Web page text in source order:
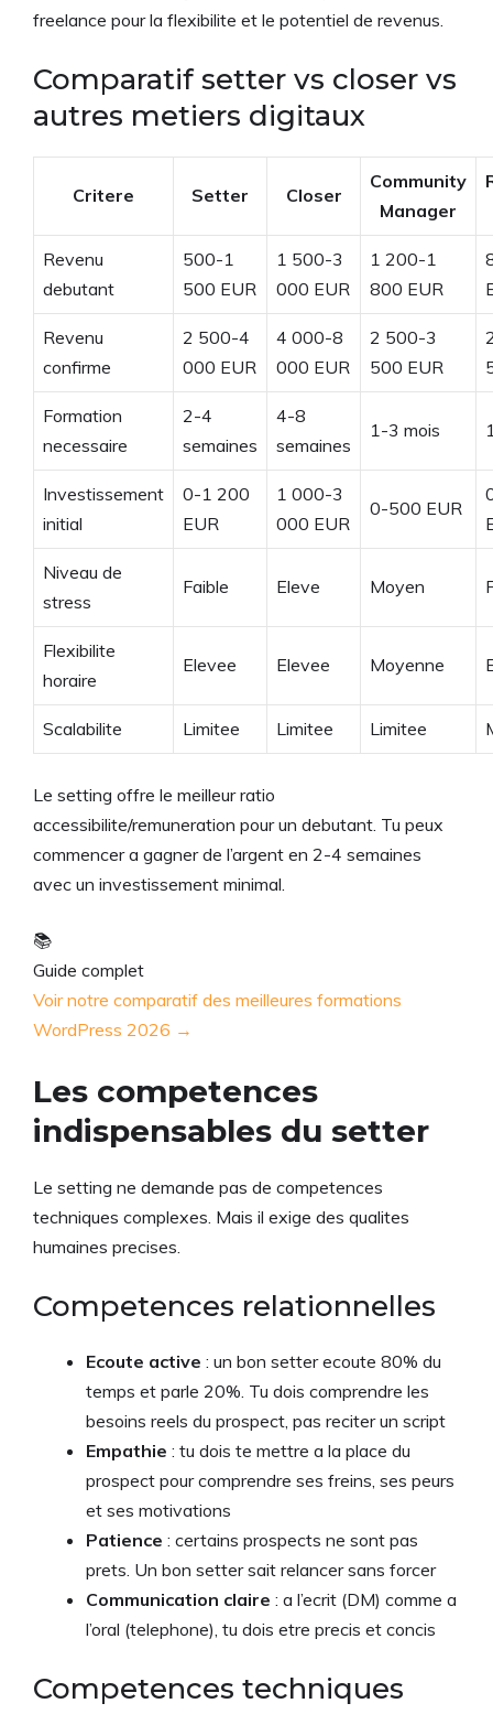
freelance pour la flexibilite et le potentiel de revenus.
Comparatif setter vs closer vs
autres metiers digitaux
Critere Setter Closer
Community
Manager
Revenu
debutant
500-1
500 EUR
1 500-3
000 EUR
1 200-1
800 EUR
Revenu
confirme
2 500-4
000 EUR
4 000-8
000 EUR
2 500-3
500 EUR
Formation
necessaire
2-4
semaines
4-8
semaines
1-3 mois
Investissement
initial
0-1 200
EUR
1 000-3
000 EUR
0-500 EUR
Niveau de
stress
Faible Eleve Moyen
Flexibilite
horaire
Elevee Elevee Moyenne
Scalabilite Limitee Limitee Limitee
Le setting offre le meilleur ratio
accessibilite/remuneration pour un debutant. Tu peux
commencer a gagner de l’argent en 2-4 semaines
avec un investissement minimal.
📚
Guide complet
Voir notre comparatif des meilleures formations
WordPress 2026 →
Les competences
indispensables du setter
Le setting ne demande pas de competences
techniques complexes. Mais il exige des qualites
humaines precises.
Competences relationnelles
Ecoute active : un bon setter ecoute 80% du
temps et parle 20%. Tu dois comprendre les
besoins reels du prospect, pas reciter un script
Empathie : tu dois te mettre a la place du
prospect pour comprendre ses freins, ses peurs
et ses motivations
Patience : certains prospects ne sont pas
prets. Un bon setter sait relancer sans forcer
Communication claire : a l’ecrit (DM) comme a
l’oral (telephone), tu dois etre precis et concis
Competences techniques